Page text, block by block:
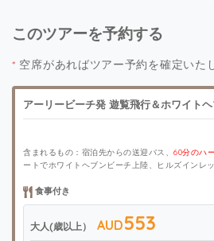
このツアーを予約する
* 空席があればツアー予約を確定いた
アーリービーチ発 遊覧飛行＆ホワイト
含まれるもの：宿泊先からの送迎バス、 60分のハ
ートでホワイトヘブンビーチ上陸、ヒルズインレ
食事付き
大人(歳以上） AUD553